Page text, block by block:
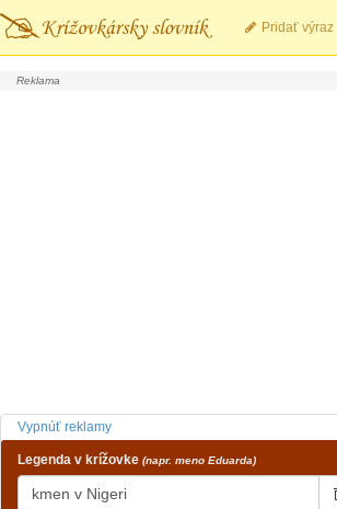
Pridať výraz
Vypnúť reklamy
Legenda v krížovke (napr. meno Eduarda)